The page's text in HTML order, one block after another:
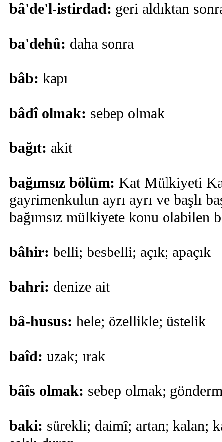
bâ'de'l-istirdad: geri aldıktan
ba'dehû: daha sonra
bâb: kapı
bâdî olmak: sebep olmak
bağıt: akit
bağımsız bölüm: Kat Mülkiyeti
gayrimenkulun ayrı ayrı ve başlı
bağımsız mülkiyete konu olabilen
bâhir: belli; besbelli; açık; apaçık
bahri: denize ait
bâ-husus: hele; özellikle; üstelik
baîd: uzak; ırak
bâîs olmak: sebep olmak;
baki: sürekli; daimî; artan; kalan;